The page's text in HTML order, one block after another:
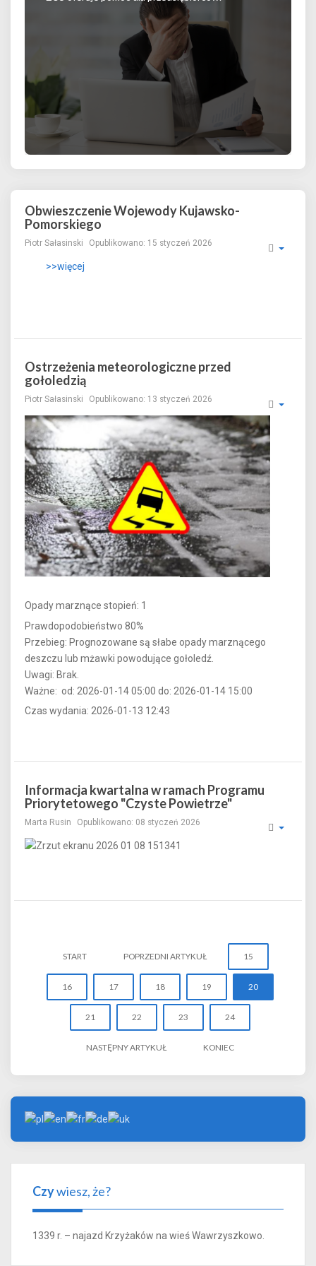
Obwieszczenie Wojewody Kujawsko-
Pomorskiego
Piotr Sałasinski Opublikowano: 15 styczeń 2026
>>więcej
Ostrzeżenia meteorologiczne przed
gołoledzią
Piotr Sałasinski Opublikowano: 13 styczeń 2026
Opady marznące stopień: 1
Prawdopodobieństwo 80%
Przebieg: Prognozowane są słabe opady marznącego
deszczu lub mżawki powodujące gołoledź.
Uwagi: Brak.
Ważne: od: 2026-01-14 05:00 do: 2026-01-14 15:00
Czas wydania: 2026-01-13 12:43
Informacja kwartalna w ramach Programu
Priorytetowego "Czyste Powietrze"
Marta Rusin Opublikowano: 08 styczeń 2026
START POPRZEDNI ARTYKUŁ 15
16 17 18 19 20
21 22 23 24
NASTĘPNY ARTYKUŁ KONIEC
Czywiesz, że?
1339 r. – najazd Krzyżaków na wieś Wawrzyszkowo.